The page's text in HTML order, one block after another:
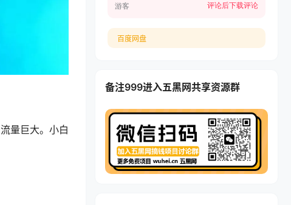
量巨大。小白
游客 评论后下载评论
百度网盘
备注999进入五黑网共享资源群